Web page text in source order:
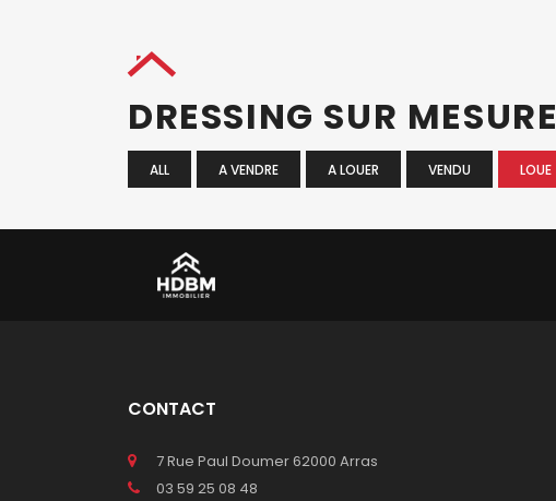
DRESSING SUR MESURE
ALL A VENDRE A LOUER VENDU LOUE
CONTACT
7 Rue Paul Doumer 62000 Arras
03 59 25 08 48